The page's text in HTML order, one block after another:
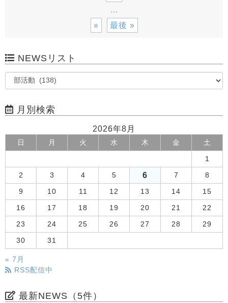
» 最後 »
NEWSリスト
月別検索
2026年8月
日 月 火 水 木 金 土
1
2 3 4 5 6 7 8
9 10 11 12 13 14 15
16 17 18 19 20 21 22
23 24 25 26 27 28 29
30 31
« 7月
RSS配信中
最新NEWS（5件）